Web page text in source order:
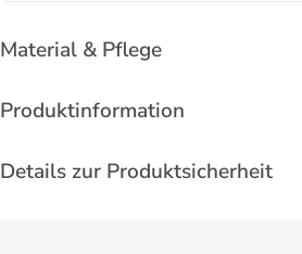
Material & Pflege
Produktinformation
Details zur Produktsicherheit